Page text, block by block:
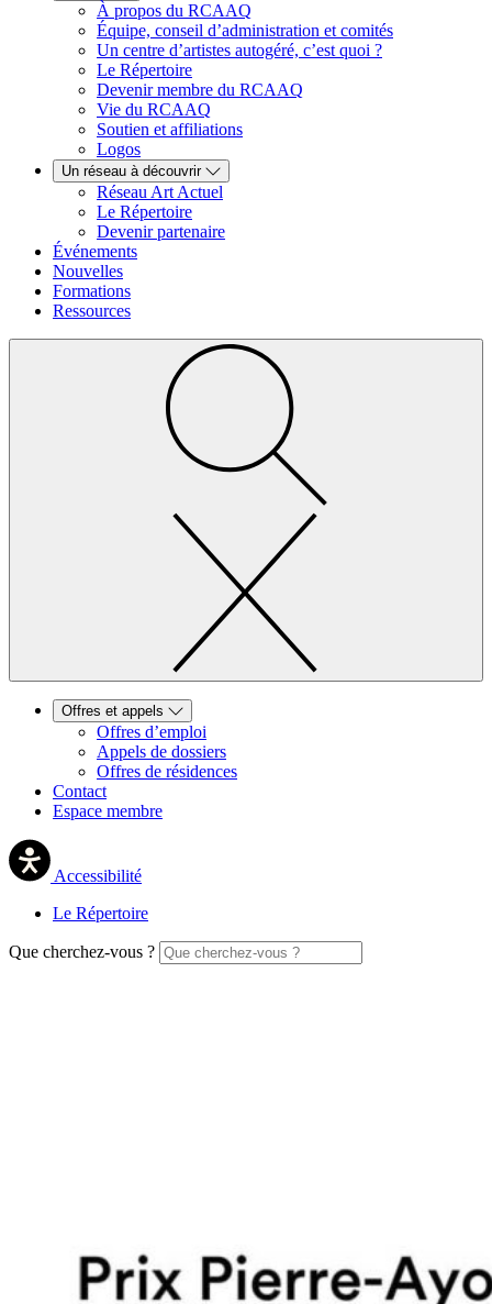
À propos du RCAAQ
Équipe, conseil d’administration et comités
Un centre d’artistes autogéré, c’est quoi ?
Le Répertoire
Devenir membre du RCAAQ
Vie du RCAAQ
Soutien et affiliations
Logos
Un réseau à découvrir
Réseau Art Actuel
Le Répertoire
Devenir partenaire
Événements
Nouvelles
Formations
Ressources
Offres et appels
Offres d’emploi
Appels de dossiers
Offres de résidences
Contact
Espace membre
Accessibilité
Le Répertoire
Que cherchez-vous ?